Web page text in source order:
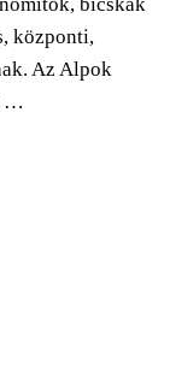
központi,
Az Alpok
…